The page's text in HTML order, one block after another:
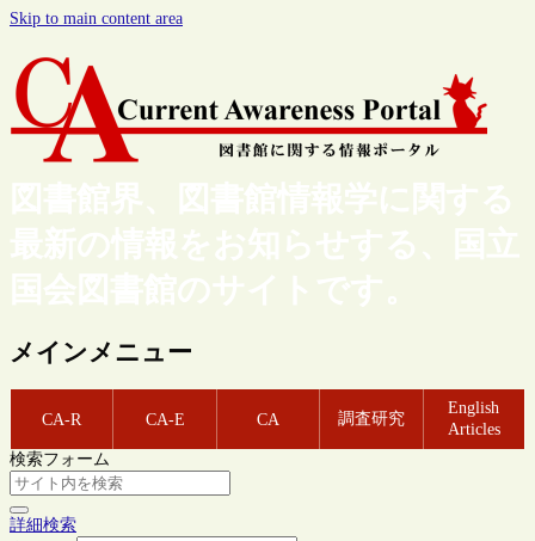
Skip to main content area
図書館界、図書館情報学に関する
最新の情報をお知らせする、国立
国会図書館のサイトです。
メインメニュー
CA-R CA-E CA 調査研究
English
Articles
検索フォーム
詳細検索